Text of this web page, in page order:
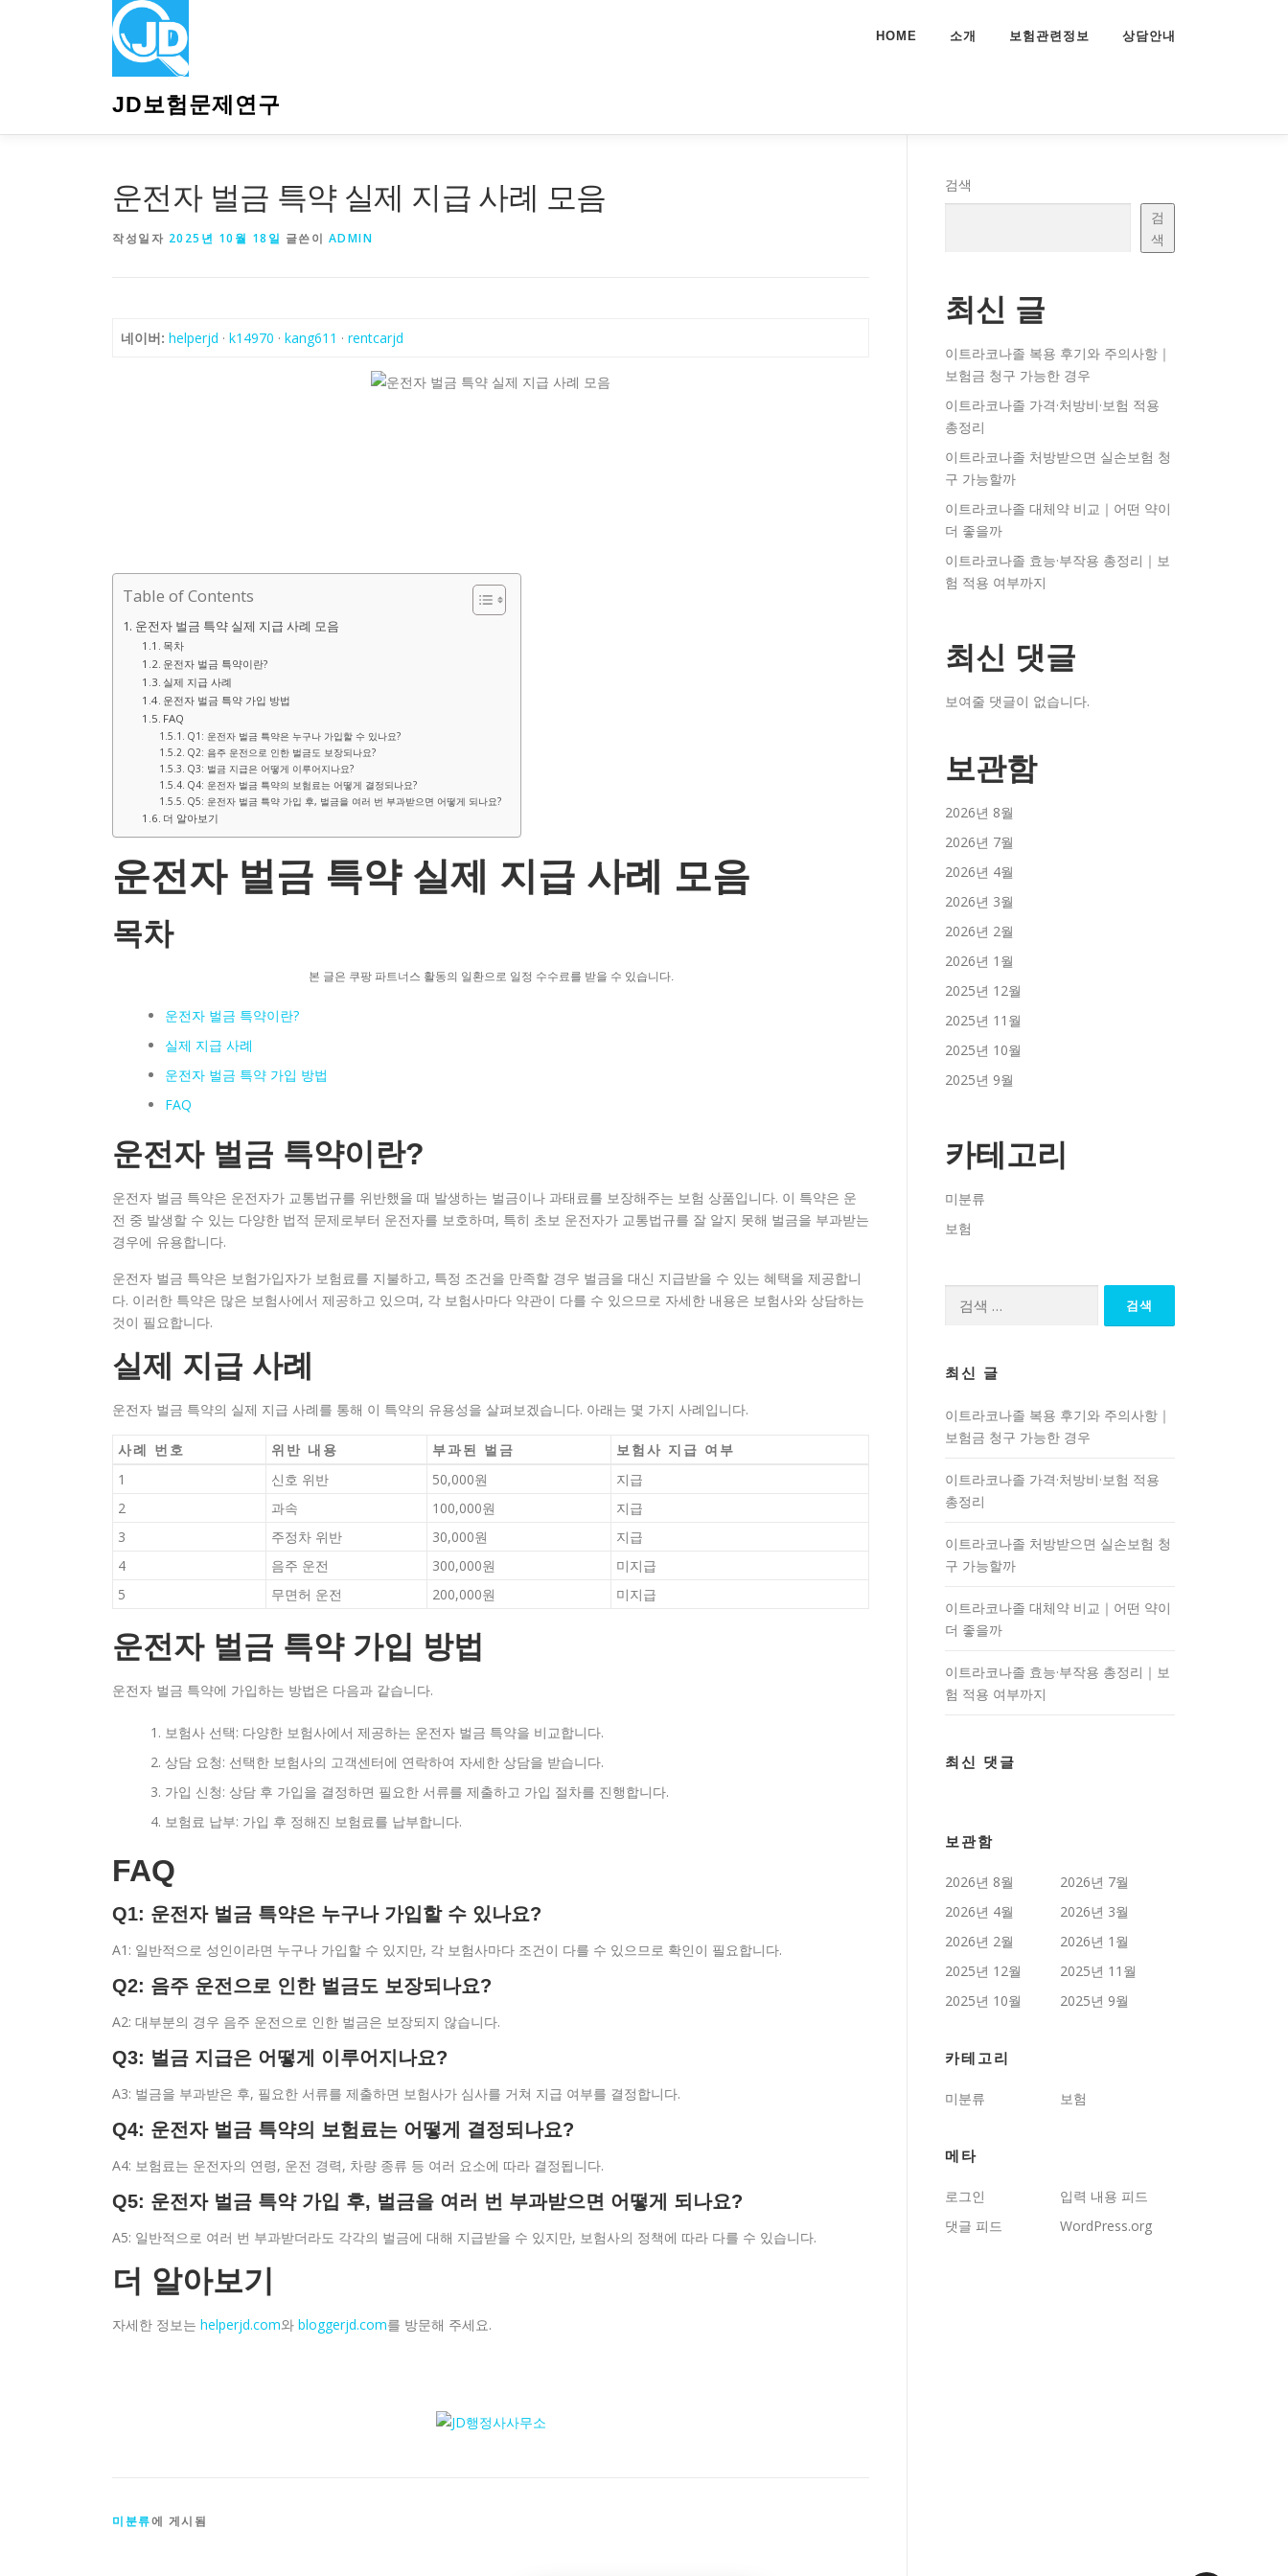
JD보험문제연구
HOME 소개 보험관련정보 상담안내
운전자 벌금 특약 실제 지급 사례 모음
작성일자 2025년 10월 18일 글쓴이 ADMIN
네이버: helperjd · k14970 · kang611 · rentcarjd
Table of Contents
운전자 벌금 특약 실제 지급 사례 모음
목차
운전자 벌금 특약이란?
실제 지급 사례
운전자 벌금 특약 가입 방법
FAQ
Q1: 운전자 벌금 특약은 누구나 가입할 수 있나요?
Q2: 음주 운전으로 인한 벌금도 보장되나요?
Q3: 벌금 지급은 어떻게 이루어지나요?
Q4: 운전자 벌금 특약의 보험료는 어떻게 결정되나요?
Q5: 운전자 벌금 특약 가입 후, 벌금을 여러 번 부과받으면 어떻게 되나요?
더 알아보기
운전자 벌금 특약 실제 지급 사례 모음
목차
본 글은 쿠팡 파트너스 활동의 일환으로 일정 수수료를 받을 수 있습니다.
운전자 벌금 특약이란?
실제 지급 사례
운전자 벌금 특약 가입 방법
FAQ
운전자 벌금 특약이란?
운전자 벌금 특약은 운전자가 교통법규를 위반했을 때 발생하는 벌금이나 과태료를 보장해주는 보험 상품입니다. 이 특약은 운
전 중 발생할 수 있는 다양한 법적 문제로부터 운전자를 보호하며, 특히 초보 운전자가 교통법규를 잘 알지 못해 벌금을 부과받는
경우에 유용합니다.
운전자 벌금 특약은 보험가입자가 보험료를 지불하고, 특정 조건을 만족할 경우 벌금을 대신 지급받을 수 있는 혜택을 제공합니
다. 이러한 특약은 많은 보험사에서 제공하고 있으며, 각 보험사마다 약관이 다를 수 있으므로 자세한 내용은 보험사와 상담하는
것이 필요합니다.
실제 지급 사례
운전자 벌금 특약의 실제 지급 사례를 통해 이 특약의 유용성을 살펴보겠습니다. 아래는 몇 가지 사례입니다.
사례 번호 위반 내용 부과된 벌금
보험사 지급 여부
1
신호 위반 50,000원
지급
2
과속 100,000원
지급
3
주정차 위반 30,000원
지급
4
음주 운전 300,000원
미지급
5
무면허 운전 200,000원 미지급
운전자 벌금 특약 가입 방법
운전자 벌금 특약에 가입하는 방법은 다음과 같습니다.
보험사 선택: 다양한 보험사에서 제공하는 운전자 벌금 특약을 비교합니다.
상담 요청: 선택한 보험사의 고객센터에 연락하여 자세한 상담을 받습니다.
가입 신청: 상담 후 가입을 결정하면 필요한 서류를 제출하고 가입 절차를 진행합니다.
보험료 납부: 가입 후 정해진 보험료를 납부합니다.
FAQ
Q1: 운전자 벌금 특약은 누구나 가입할 수 있나요?
A1: 일반적으로 성인이라면 누구나 가입할 수 있지만, 각 보험사마다 조건이 다를 수 있으므로 확인이 필요합니다.
Q2: 음주 운전으로 인한 벌금도 보장되나요?
A2: 대부분의 경우 음주 운전으로 인한 벌금은 보장되지 않습니다.
Q3: 벌금 지급은 어떻게 이루어지나요?
A3: 벌금을 부과받은 후, 필요한 서류를 제출하면 보험사가 심사를 거쳐 지급 여부를 결정합니다.
Q4: 운전자 벌금 특약의 보험료는 어떻게 결정되나요?
A4: 보험료는 운전자의 연령, 운전 경력, 차량 종류 등 여러 요소에 따라 결정됩니다.
Q5: 운전자 벌금 특약 가입 후, 벌금을 여러 번 부과받으면 어떻게 되나요?
A5: 일반적으로 여러 번 부과받더라도 각각의 벌금에 대해 지급받을 수 있지만, 보험사의 정책에 따라 다를 수 있습니다.
더 알아보기
자세한 정보는 helperjd.com와 bloggerjd.com를 방문해 주세요.
미분류에 게시됨
검색
검
색
최신 글
이트라코나졸 복용 후기와 주의사항｜
보험금 청구 가능한 경우
이트라코나졸 가격·처방비·보험 적용
총정리
이트라코나졸 처방받으면 실손보험 청
구 가능할까
이트라코나졸 대체약 비교｜어떤 약이
더 좋을까
이트라코나졸 효능·부작용 총정리｜보
험 적용 여부까지
최신 댓글
보여줄 댓글이 없습니다.
보관함
2026년 8월
2026년 7월
2026년 4월
2026년 3월
2026년 2월
2026년 1월
2025년 12월
2025년 11월
2025년 10월
2025년 9월
카테고리
미분류
보험
최신 글
이트라코나졸 복용 후기와 주의사항｜
보험금 청구 가능한 경우
이트라코나졸 가격·처방비·보험 적용
총정리
이트라코나졸 처방받으면 실손보험 청
구 가능할까
이트라코나졸 대체약 비교｜어떤 약이
더 좋을까
이트라코나졸 효능·부작용 총정리｜보
험 적용 여부까지
최신 댓글
보관함
2026년 8월
2026년 7월
2026년 4월
2026년 3월
2026년 2월
2026년 1월
2025년 12월
2025년 11월
2025년 10월
2025년 9월
카테고리
미분류 보험
메타
로그인
입력 내용 피드
댓글 피드
WordPress.org